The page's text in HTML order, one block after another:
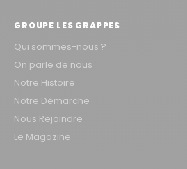
GROUPE LES GRAPPES
Qui sommes-nous ?
On parle de nous
Notre Histoire
Notre Démarche
Nous Rejoindre
Le Magazine